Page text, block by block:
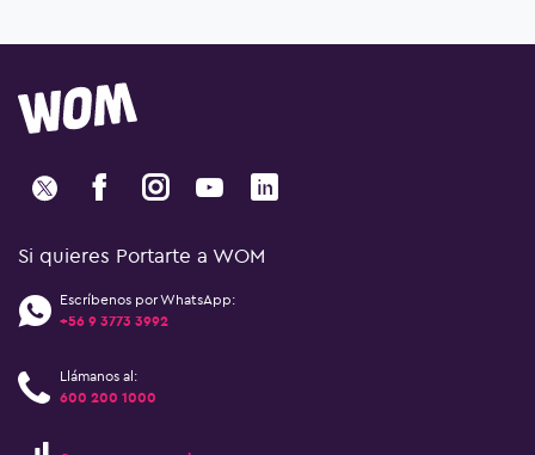
Si quieres Portarte a WOM
Escríbenos por WhatsApp:
+56 9 3773 3992
Llámanos al:
600 200 1000